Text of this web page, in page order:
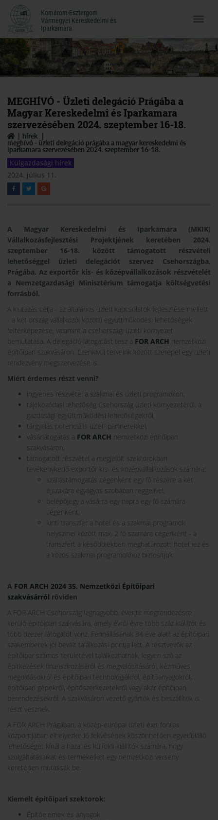
Komárom-Esztergom
Vármegyei Kereskedelmi és
Iparkamara
Komárom-Esztergom
Vármegyei Kereskedelmi és
Iparkamara
Menü
MEGHÍVÓ - Üzleti delegáció Prágába a
Magyar Kereskedelmi és Iparkamara
szervezésében 2024. szeptember 16-18.
hírek
meghívó - üzleti delegáció prágába a magyar kereskedelmi és
iparkamara szervezésében 2024. szeptember 16-18.
Külgazdasági hírek
2024. július 11.
A Magyar Kereskedelmi és Iparkamara (MKIK)
Vállalkozásfejlesztési Projektjének keretében 2024.
szeptember 16-18. között támogatott részvételi
lehetőséggel üzleti delegációt szervez Csehországba,
Prágába. Az exportőr kis- és középvállalkozások részvételét
a Nemzetgazdasági Minisztérium támogatja költségvetési
forrásból.
A kiutazás célja - az általános üzleti kapcsolatok fejlesztése mellett
- a két ország vállalkozói közötti együttműködési lehetőségek
feltérképezése, valamint a csehországi üzleti környezet
bemutatása. A delegáció látogatást tesz a FOR ARCH nemzetközi
építőipari szakvásáron. Ezenkívül terveink között szerepel egy üzleti
rendezvény megszervezése is.
Miért érdemes részt venni?
ingyenes részvétel a szakmai és üzleti programokon,
tájékozódási lehetőség Csehország üzleti környezetéről, a
gazdasági együttműködési lehetőségekről,
tárgyalás potenciális üzleti partnerekkel,
vásárlátogatás a FOR ARCH nemzetközi építőipari
szakvásáron,
támogatott részvétel a megjelölt szektorokban
tevékenykedő exportőr kis- és középvállalkozások számára:
szállástámogatás cégenként egy fő részére a két
éjszakára egyágyas szobában reggelivel,
belépőjegy a vásárra egy napra egy fő számára
cégenként,
kinti transzfer a hotel és a szakmai programok
helyszínei között max. 2 fő számára cégenként - a
transzfert a későbbiekben meghatározott hotelhez és
a közös szakmai programokhoz biztosítjuk.
A FOR ARCH 2024 35. Nemzetközi Építőipari
szakvásárról röviden
A FOR ARCH Csehország legnagyobb, évente megrendezésre
kerülő építőipari szakvására, amely évről évre több száz kiállítót és
több tízezer látogatót vonz. Fennállásának 34 éve alatt az építőipari
szakemberek jól bevált találkozási pontja lett. A résztvevők az
építőipar számos területével találkozhatnak, legyen szó az
építkezések finanszírozásáról és megvalósításáról, kézműves
megoldásokról és építőipari technológiákról, építőanyagokról,
építőipari gépekről, építőszerkezetekről vagy akár építőipari
berendezésekről. A szakvásáron vezető gyártók és beszállítók is
részt vesznek.
A FOR ARCH Prágában, a közép-európai üzleti élet fontos
központjában elhelyezkedő fekvésének köszönhetően egyedülálló
lehetőséget kínál a hazai és külföldi kiállítók számára, hogy
szolgáltatásaikat és termékeiket egy nemzetközi verseny
keretében mutassák be.
Kiemelt építőipari szektorok:
Építőelemek és anyagok